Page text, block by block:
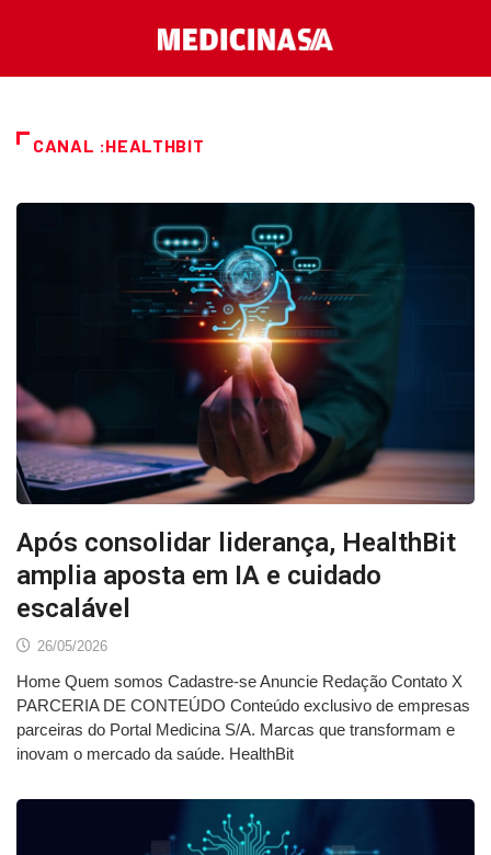
CANAL :HEALTHBIT
Após consolidar liderança, HealthBit
amplia aposta em IA e cuidado
escalável
26/05/2026
Home Quem somos Cadastre-se Anuncie Redação Contato X
PARCERIA DE CONTEÚDO Conteúdo exclusivo de empresas
parceiras do Portal Medicina S/A. Marcas que transformam e
inovam o mercado da saúde. HealthBit